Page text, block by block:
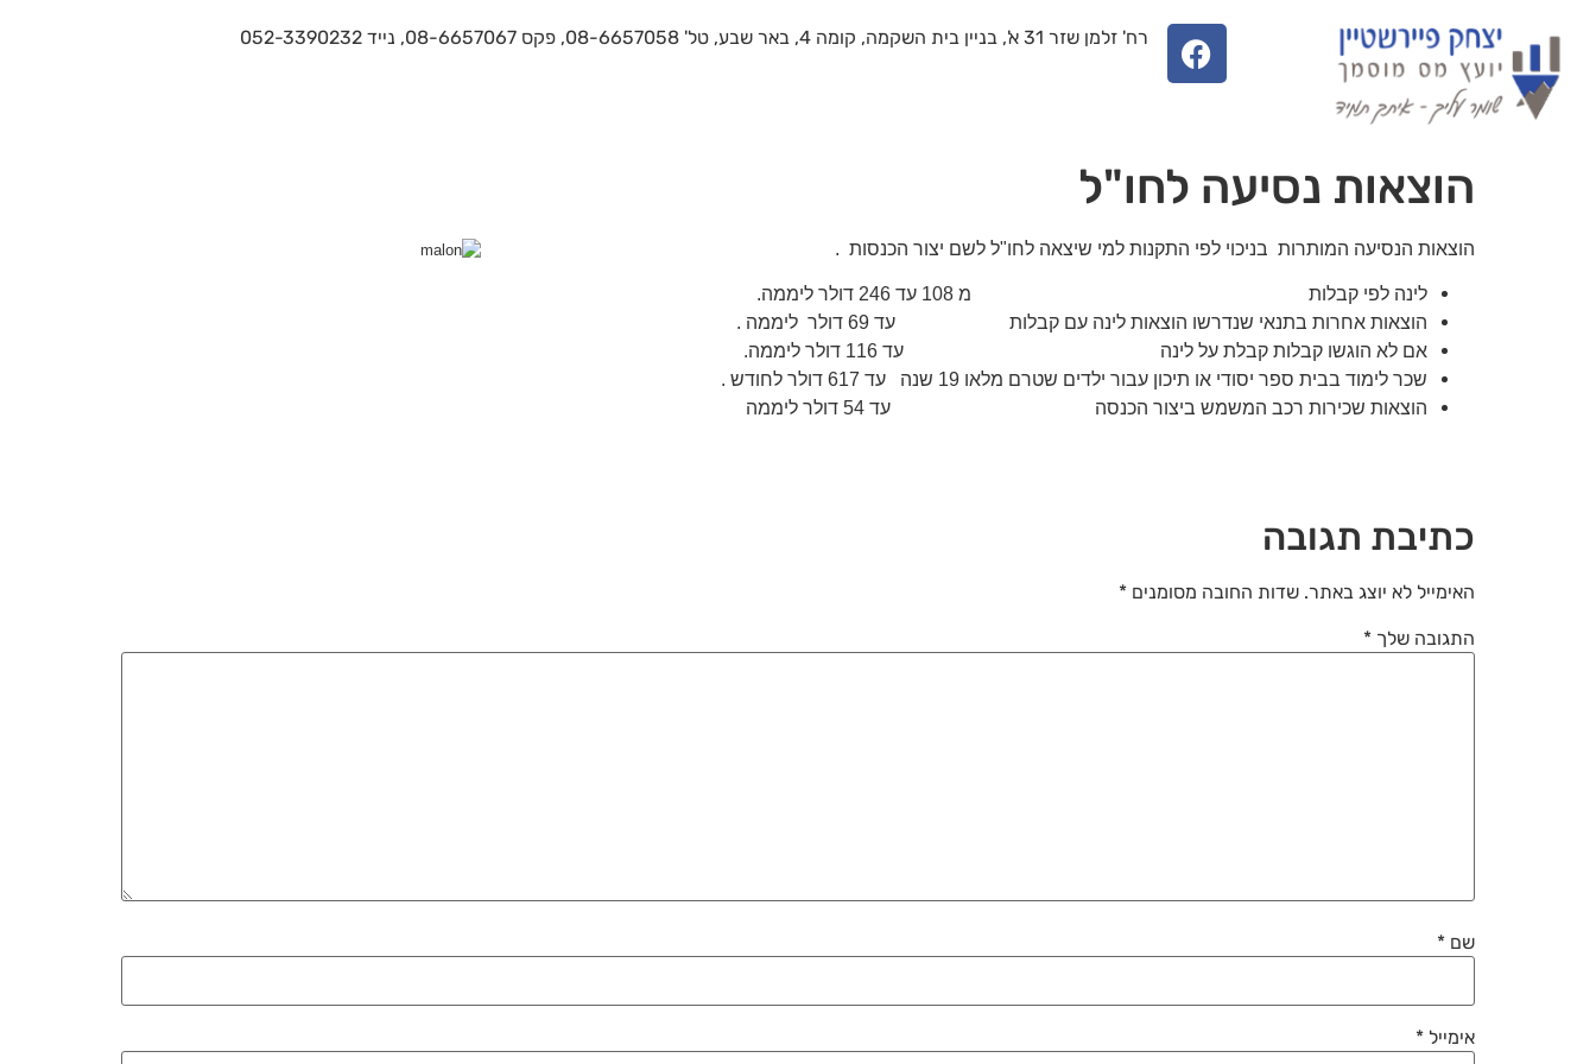
רח' זלמן שזר 31 א', בניין בית השקמה, קומה 4, באר שבע, טל' 08-6657058, פקס 08-6657067, נייד 052-3390232
הוצאות נסיעה לחו"ל
הוצאות הנסיעה המותרות בניכוי לפי התקנות למי שיצאה לחו"ל לשם יצור הכנסות .
לינה לפי קבלות מ 108 עד 246 דולר ליממה.
הוצאות אחרות בתנאי שנדרשו הוצאות לינה עם קבלות עד 69 דולר ליממה .
אם לא הוגשו קבלות קבלת על לינה עד 116 דולר ליממה.
שכר לימוד בבית ספר יסודי או תיכון עבור ילדים שטרם מלאו 19 שנה עד 617 דולר לחודש .
הוצאות שכירות רכב המשמש ביצור הכנסה עד 54 דולר ליממה
כתיבת תגובה
האימייל לא יוצג באתר. שדות החובה מסומנים *
התגובה שלך *
שם *
אימייל *